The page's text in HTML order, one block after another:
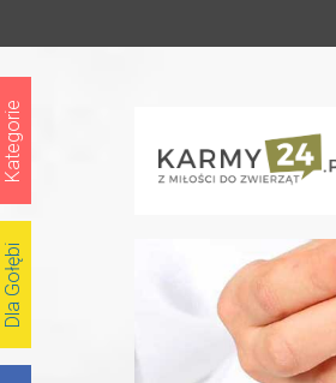
Dla Gołębi
Kategorie